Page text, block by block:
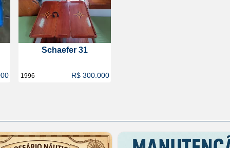
Schaefer 31
1996 R$ 300.000